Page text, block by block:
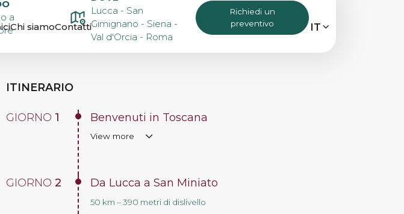
Chi siamoContatti IT
a
Lucca - San
Gimignano - Siena -
Val d'Orcia - Roma
Richiedi un
preventivo
ITINERARIO
GIORNO 1 Benvenuti in Toscana
View more
GIORNO2 Da Lucca a San Miniato
50 km – 390 metri di dislivello
MENU
Tour personalizzati
Noleggio bici